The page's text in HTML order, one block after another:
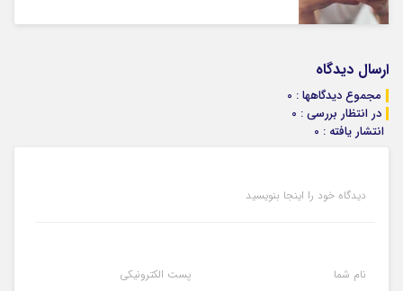
ارسال دیدگاه
مجموع دیدگاهها : 0
در انتظار بررسی : 0
انتشار یافته : 0
دیدگاه خود را اینجا بنویسید
نام شما پست الکترونیکی